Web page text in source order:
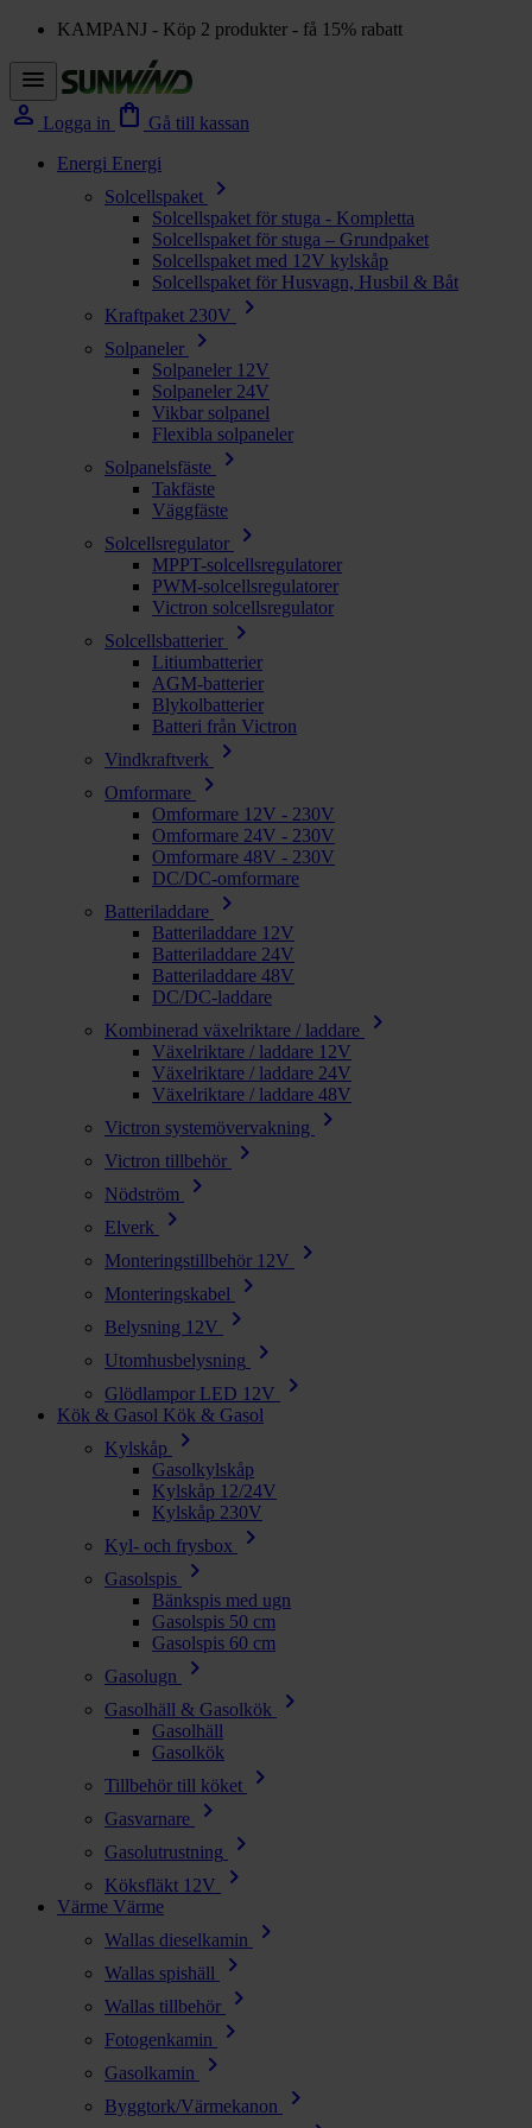
KAMPANJ - Köp 2 produkter - få 15% rabatt
menu
person Logga in shopping_bag Gå till kassan
Energi Energi
Solcellspaket
chevron_right
Solcellspaket för stuga - Kompletta
Solcellspaket för stuga – Grundpaket
Solcellspaket med 12V kylskåp
Solcellspaket för Husvagn, Husbil & Båt
Kraftpaket 230V
chevron_right
Solpaneler chevron_right
Solpaneler 12V
Solpaneler 24V
Vikbar solpanel
Flexibla solpaneler
Solpanelsfäste
chevron_right
Takfäste
Väggfäste
Solcellsregulator
chevron_right
MPPT-solcellsregulatorer
PWM-solcellsregulatorer
Victron solcellsregulator
Solcellsbatterier
chevron_right
Litiumbatterier
AGM-batterier
Blykolbatterier
Batteri från Victron
Vindkraftverk
chevron_right
Omformare chevron_right
Omformare 12V - 230V
Omformare 24V - 230V
Omformare 48V - 230V
DC/DC-omformare
Batteriladdare
chevron_right
Batteriladdare 12V
Batteriladdare 24V
Batteriladdare 48V
DC/DC-laddare
Kombinerad växelriktare / laddare
chevron_right
Växelriktare / laddare 12V
Växelriktare / laddare 24V
Växelriktare / laddare 48V
Victron systemövervakning
chevron_right
Victron tillbehör chevron_right
Nödström chevron_right
Elverk chevron_right
Monteringstillbehör 12V chevron_right
Monteringskabel chevron_right
Belysning 12V chevron_right
Utomhusbelysning chevron_right
Glödlampor LED 12V chevron_right
Kök & Gasol Kök & Gasol
Kylskåp
chevron_right
Gasolkylskåp
Kylskåp 12/24V
Kylskåp 230V
Kyl- och frysbox
chevron_right
Gasolspis chevron_right
Bänkspis med ugn
Gasolspis 50 cm
Gasolspis 60 cm
Gasolugn
chevron_right
Gasolhäll & Gasolkök chevron_right
Gasolhäll
Gasolkök
Tillbehör till köket
chevron_right
Gasvarnare chevron_right
Gasolutrustning chevron_right
Köksfläkt 12V chevron_right
Värme Värme
Wallas dieselkamin
chevron_right
Wallas spishäll chevron_right
Wallas tillbehör chevron_right
Fotogenkamin chevron_right
Gasolkamin chevron_right
Byggtork/Värmekanon chevron_right